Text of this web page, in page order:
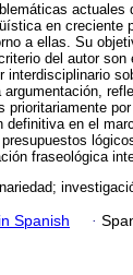
actuales
en creciente
a ellas. Su
del autor son
prioritariamente
definitiva en el
fraseológica
Spanish ·